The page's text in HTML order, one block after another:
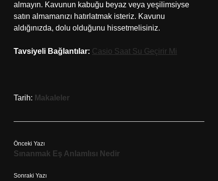
almayın. Kavunun kabuğu beyaz veya yeşilimsiyse
satın almamanızı hatırlatmak isteriz. Kavunu
aldığınızda, dolu olduğunu hissetmelisiniz.
Tavsiyeli Bağlantılar: Casio Saat Su Geçirir Mi
Tarih: Makaleler
Önceki Yazı
Sınanmak Eş Anlamlısı Nedir
Sonraki Yazı